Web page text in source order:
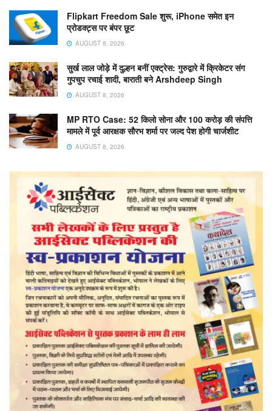
Flipkart Freedom Sale शुरू, iPhone समेत इन
प्रोडक्ट्स पर बंपर छूट
AUGUST 8, 2026
सुर्ख लाल जोड़े में दुल्हन बनीं एक्ट्रेस: गुरुद्वारे में क्रिकेटर संग
गुपचुप रचाई शादी, बाराती बने Arshdeep Singh
AUGUST 8, 2026
MP RTO Case: 52 किलो सोना और 100 करोड़ की संपत्ति
मामले में पूर्व आरक्षक सौरभ शर्मा पर जल्द पेश होगी चार्जशीट
AUGUST 8, 2026